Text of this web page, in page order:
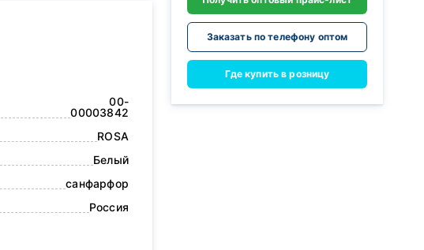
00-
00003842
ROSA
Белый
санфарфор
Россия
Заказать по телефону оптом
Где купить в розницу